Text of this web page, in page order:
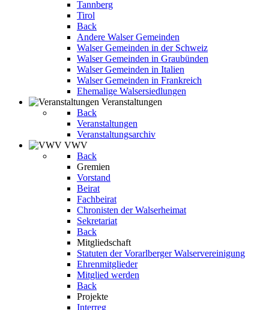
Tannberg
Tirol
Back
Andere Walser Gemeinden
Walser Gemeinden in der Schweiz
Walser Gemeinden in Graubünden
Walser Gemeinden in Italien
Walser Gemeinden in Frankreich
Ehemalige Walsersiedlungen
Veranstaltungen
Back
Veranstaltungen
Veranstaltungsarchiv
VWV
Back
Gremien
Vorstand
Beirat
Fachbeirat
Chronisten der Walserheimat
Sekretariat
Back
Mitgliedschaft
Statuten der Vorarlberger Walservereinigung
Ehrenmitglieder
Mitglied werden
Back
Projekte
Interreg